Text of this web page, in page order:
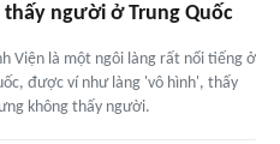
thấy người ở Trung Quốc
Viện là một ngôi làng rất nổi tiếng ở
được ví như làng 'vô hình', thấy
không thấy người.